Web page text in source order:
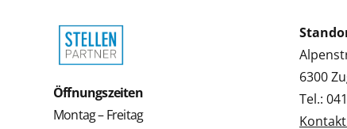
Öffnungszeiten
Montag – Freitag
6300
Tel.: